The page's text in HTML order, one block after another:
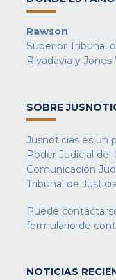
Rawson
Superior Tribunal
Rivadavia y Jones
SOBRE
Jusnoticias es un
Poder Judicial
Comunicación
Tribunal de
Puede
formulario de
NOTICIAS